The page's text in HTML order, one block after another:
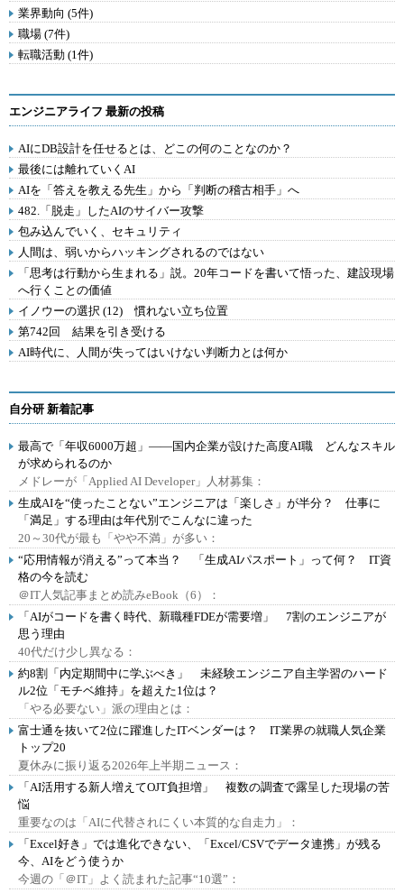
業界動向 (5件)
職場 (7件)
転職活動 (1件)
エンジニアライフ 最新の投稿
AIにDB設計を任せるとは、どこの何のことなのか？
最後には離れていくAI
AIを「答えを教える先生」から「判断の稽古相手」へ
482.「脱走」したAIのサイバー攻撃
包み込んでいく、セキュリティ
人間は、弱いからハッキングされるのではない
「思考は行動から生まれる」説。20年コードを書いて悟った、建設現場
へ行くことの価値
イノウーの選択 (12) 慣れない立ち位置
第742回 結果を引き受ける
AI時代に、人間が失ってはいけない判断力とは何か
自分研 新着記事
最高で「年収6000万超」――国内企業が設けた高度AI職 どんなスキル
が求められるのか
メドレーが「Applied AI Developer」人材募集：
生成AIを“使ったことない”エンジニアは「楽しさ」が半分？ 仕事に
「満足」する理由は年代別でこんなに違った
20～30代が最も「やや不満」が多い：
“応用情報が消える”って本当？ 「生成AIパスポート」って何？ IT資
格の今を読む
＠IT人気記事まとめ読みeBook（6）：
「AIがコードを書く時代、新職種FDEが需要増」 7割のエンジニアが
思う理由
40代だけ少し異なる：
約8割「内定期間中に学ぶべき」 未経験エンジニア自主学習のハード
ル2位「モチベ維持」を超えた1位は？
「やる必要ない」派の理由とは：
富士通を抜いて2位に躍進したITベンダーは？ IT業界の就職人気企業
トップ20
夏休みに振り返る2026年上半期ニュース：
「AI活用する新人増えてOJT負担増」 複数の調査で露呈した現場の苦
悩
重要なのは「AIに代替されにくい本質的な自走力」：
「Excel好き」では進化できない、「Excel/CSVでデータ連携」が残る
今、AIをどう使うか
今週の「＠IT」よく読まれた記事“10選”：